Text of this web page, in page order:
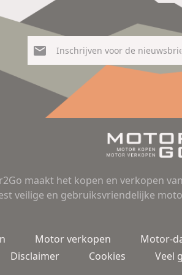
maakt het kopen en verkopen
veilige en gebruiksvriendelijke
Motor verkopen Motor-
Disclaimer
Cookies Veel